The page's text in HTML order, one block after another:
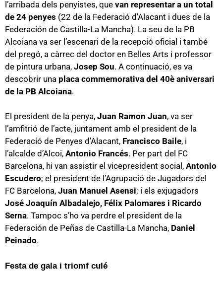
l’arribada dels penyistes, que van representar a un total
de 24 penyes (22 de la Federació d’Alacant i dues de la
Federación de Castilla-La Mancha). La seu de la PB
Alcoiana va ser l’escenari de la recepció oficial i també
del pregó, a càrrec del doctor en Belles Arts i professor
de pintura urbana, Josep Sou. A continuació, es va
descobrir una placa commemorativa del 40è aniversari
de la PB Alcoiana.
El president de la penya, Juan Ramon Juan, va ser
l’amfitrió de l’acte, juntament amb el president de la
Federació de Penyes d’Alacant, Francisco Baile, i
l’alcalde d’Alcoi, Antonio Francés. Per part del FC
Barcelona, hi van assistir el vicepresident social, Antonio
Escudero; el president de l’Agrupació de Jugadors del
FC Barcelona, Juan Manuel Asensi; i els exjugadors
José Joaquín Albadalejo, Félix Palomares i Ricardo
Serna. Tampoc s’ho va perdre el president de la
Federación de Peñas de Castilla-La Mancha, Daniel
Peinado.
Festa de gala i triomf culé